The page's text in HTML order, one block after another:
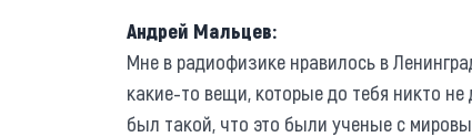
Андрей Мальцев:
Мне в радиофизике нравилось в
какие-то вещи, которые до тебя никто
был такой, что это были ученые с